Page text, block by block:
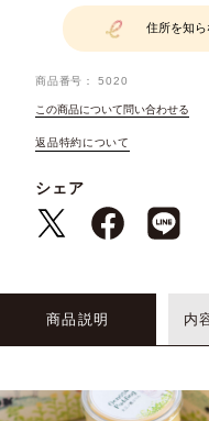
住所を知
商品番号 5020
この商品について問い合わせる
返品特約について
シェア
商品説明 内